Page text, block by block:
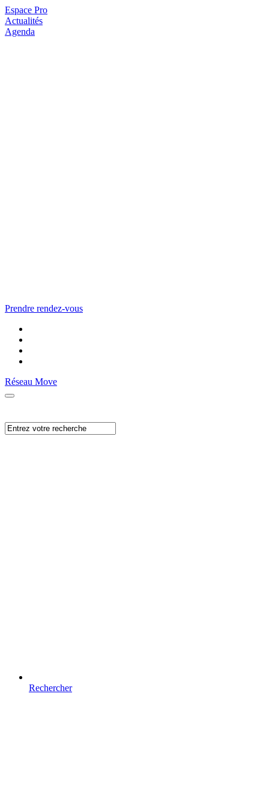
Espace Pro
Actualités
Agenda
Prendre rendez-vous
Réseau Move
Rechercher